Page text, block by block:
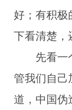
好；有积极
下看清楚，
先看一个
管我们自己
道，中国伪